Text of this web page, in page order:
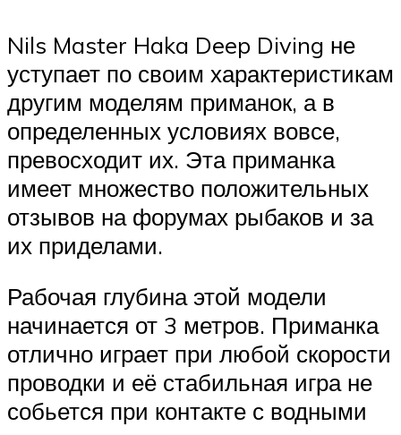
Nils Master Haka Deep Diving не
уступает по своим характеристикам
другим моделям приманок, а в
определенных условиях вовсе,
превосходит их. Эта приманка
имеет множество положительных
отзывов на форумах рыбаков и за
их приделами.
Рабочая глубина этой модели
начинается от 3 метров. Приманка
отлично играет при любой скорости
проводки и её стабильная игра не
собьется при контакте с водными